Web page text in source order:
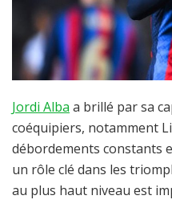
Jordi Alba a brillé par sa
coéquipiers, notamment
débordements constants
un rôle clé dans les
au plus haut niveau est